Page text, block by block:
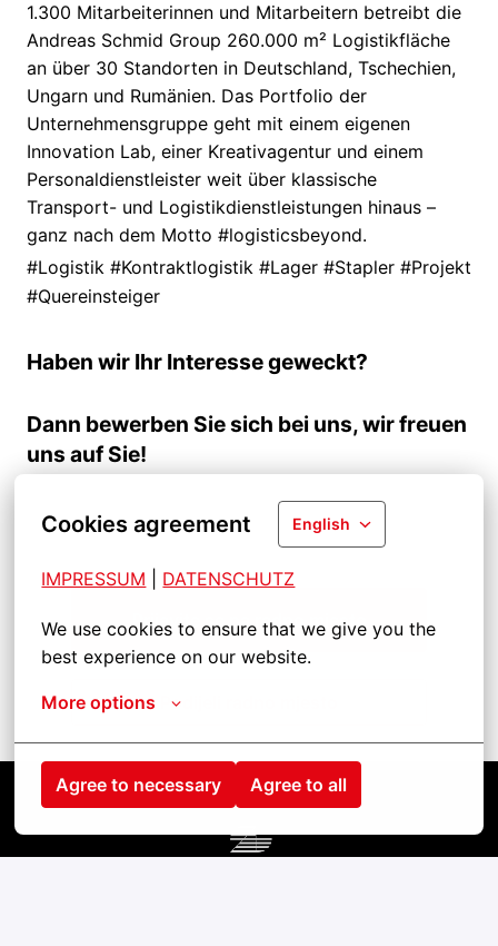
Cookies agreement English
IMPRESSUM DATENSCHUTZ
We use cookies to ensure that we give you the
best experience on our website.
More options
Agree to necessary Agree to all
1.300 Mitarbeiterinnen und Mitarbeitern betreibt die
Andreas Schmid Group 260.000 m² Logistikfläche
an über 30 Standorten in Deutschland, Tschechien,
Ungarn und Rumänien. Das Portfolio der
Unternehmensgruppe geht mit einem eigenen
Innovation Lab, einer Kreativagentur und einem
Personaldienstleister weit über klassische
Transport- und Logistikdienstleistungen hinaus –
ganz nach dem Motto #logisticsbeyond.
#Logistik #Kontraktlogistik #Lager #Stapler #Projekt
#Quereinsteiger
Haben wir Ihr Interesse geweckt?
Dann bewerben Sie sich bei uns, wir freuen
uns auf Sie!
Prijavite se na radno mjesto
Podijeli radno mjesto
Homepage